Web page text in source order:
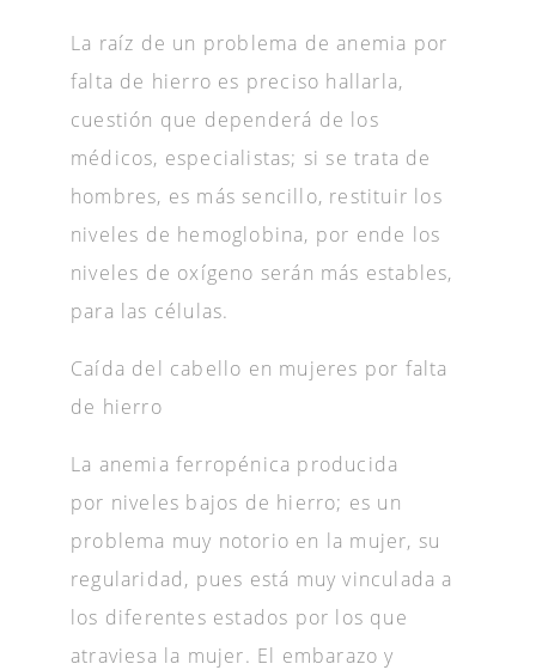
La raíz de un problema de anemia por
falta de hierro es preciso hallarla,
cuestión que dependerá de los
médicos, especialistas; si se trata de
hombres, es más sencillo, restituir los
niveles de hemoglobina, por ende los
niveles de oxígeno serán más estables,
para las células.
Caída del cabello en mujeres por falta
de hierro
La anemia ferropénica producida
por niveles bajos de hierro; es un
problema muy notorio en la mujer, su
regularidad, pues está muy vinculada a
los diferentes estados por los que
atraviesa la mujer. El embarazo y